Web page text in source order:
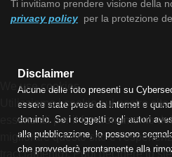
Ti invitiamo prendere visione della
privacy policy per la protezione
Disclaimer
Alcune delle foto presenti su
essere state prese da Internet e
dominio. Se i soggetti o gli autori
alla pubblicazione, lo possono
che provvederà prontamente alla
We use cookies
Utilizziamo i cookie sul nostro sito
essenziali per il funzionamento
migliorare questo sito e
tracciamento). Puoi decidere tu